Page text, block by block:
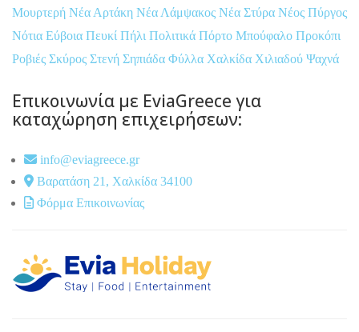
Μουρτερή Νέα Αρτάκη Νέα Λάμψακος Νέα Στύρα Νέος Πύργος
Νότια Εύβοια Πευκί Πήλι Πολιτικά Πόρτο Μπούφαλο Προκόπι
Ροβιές Σκύρος Στενή Σηπιάδα Φύλλα Χαλκίδα Χιλιαδού Ψαχνά
Επικοινωνία με EviaGreece για
καταχώρηση επιχειρήσεων:
info@eviagreece.gr
Βαρατάση 21, Χαλκίδα 34100
Φόρμα Επικοινωνίας